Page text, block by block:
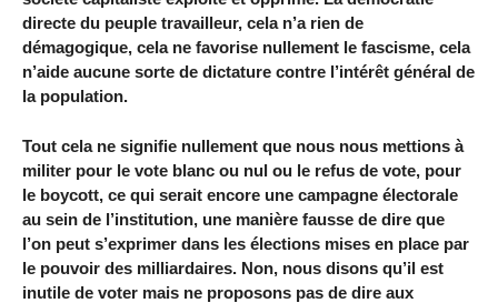
directe du peuple travailleur, cela n’a rien de
démagogique, cela ne favorise nullement le fascisme, cela
n’aide aucune sorte de dictature contre l’intérêt général de
la population.
Tout cela ne signifie nullement que nous nous mettions à
militer pour le vote blanc ou nul ou le refus de vote, pour
le boycott, ce qui serait encore une campagne électorale
au sein de l’institution, une manière fausse de dire que
l’on peut s’exprimer dans les élections mises en place par
le pouvoir des milliardaires. Non, nous disons qu’il est
inutile de voter mais ne proposons pas de dire aux